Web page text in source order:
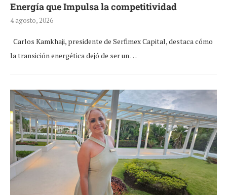
Energía que Impulsa la competitividad
4 agosto, 2026
Carlos Kamkhaji, presidente de Serfimex Capital, destaca cómo
la transición energética dejó de ser un …